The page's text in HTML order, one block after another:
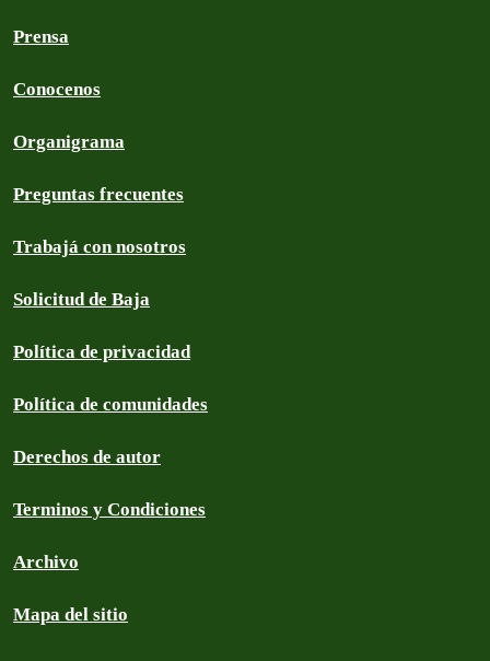
Prensa
Conocenos
Organigrama
Preguntas frecuentes
Trabajá con nosotros
Solicitud de Baja
Política de privacidad
Política de comunidades
Derechos de autor
Terminos y Condiciones
Archivo
Mapa del sitio